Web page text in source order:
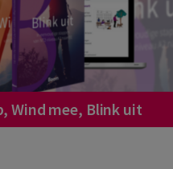
Wind mee, Blink uit